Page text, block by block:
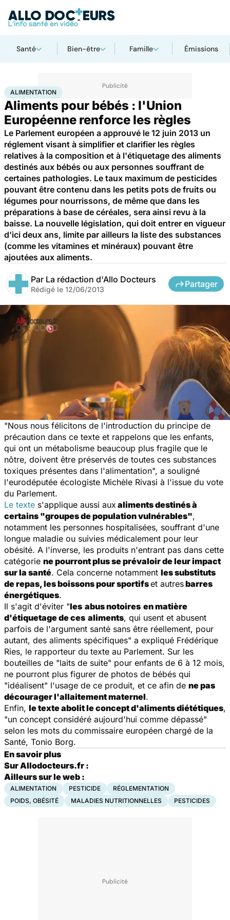
Santé Bien-être Famille Émissions
AccueilSantéMaladies Alimentation
ALIMENTATION
Aliments pour bébés : l'Union
Européenne renforce les règles
Le Parlement européen a approuvé le 12 juin 2013 un
réglement visant à simplifier et clarifier les règles
relatives à la composition et à l'étiquetage des aliments
destinés aux bébés ou aux personnes souffrant de
certaines pathologies. Le taux maximum de pesticides
pouvant être contenu dans les petits pots de fruits ou
légumes pour nourrissons, de même que dans les
préparations à base de céréales, sera ainsi revu à la
baisse. La nouvelle législation, qui doit entrer en vigueur
d'ici deux ans, limite par ailleurs la liste des substances
(comme les vitamines et minéraux) pouvant être
ajoutées aux aliments.
Par La rédaction d'Allo Docteurs
Rédigé le 12/06/2013
Partager
"Nous nous félicitons de l'introduction du principe de
précaution dans ce texte et rappelons que les enfants,
qui ont un métabolisme beaucoup plus fragile que le
nôtre, doivent être préservés de toutes ces substances
toxiques présentes dans l'alimentation", a souligné
l'eurodéputée écologiste Michèle Rivasi à l'issue du vote
du Parlement.
Le texte s'applique aussi aux alimentsdestinés à
certains "groupes de population vulnérables",
notamment les personnes hospitalisées, souffrant d'une
longue maladie ou suivies médicalement pour leur
obésité. A l'inverse, les produits n'entrant pas dans cette
catégorie ne pourront plus se prévaloir de leur impact
sur la santé. Cela concerne notamment les substituts
de repas, les boissons pour sportifset autresbarres
énergétiques.
Il s'agit d'éviter "les abus notoires en matière
d'étiquetage de ces aliments, qui usent et abusent
parfois de l'argument santé sans être réellement, pour
autant, des aliments spécifiques" a expliqué Frédérique
Ries, le rapporteur du texte au Parlement. Sur les
bouteilles de "laits de suite" pour enfants de 6 à 12 mois,
ne pourront plus figurer de photos de bébés qui
"idéalisent" l'usage de ce produit, et ce afin de ne pas
décourager l'allaitement maternel.
Enfin, le texte abolit le concept d'alimentsdiététiques,
"un concept considéré aujourd'hui comme dépassé"
selon les mots du commissaire européen chargé de la
Santé, Tonio Borg.
En savoir plus
Sur Allodocteurs.fr :
Ailleurs sur le web :
ALIMENTATION PESTICIDE
RÉGLEMENTATION
POIDS, OBÉSITÉ
MALADIES NUTRITIONNELLES PESTICIDES